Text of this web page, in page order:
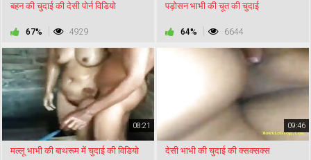
बहन की चुदाई की देसी पोर्न विडियो
67% 4929
पड़ोसन भाभी की चूत की चुदाई
64% 6644
08:21
मल्लू भाभी की बाथरूम में चुदाई की विडियो
09:46
देसी भाभी की चुदाई की क्सक्सक्स